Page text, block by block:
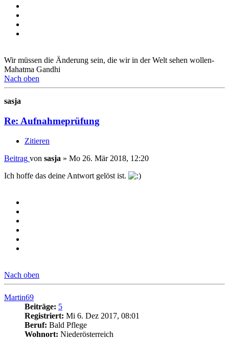
Wir müssen die Änderung sein, die wir in der Welt sehen wollen-
Mahatma Gandhi
Nach oben
sasja
Re: Aufnahmeprüfung
Zitieren
Beitrag von sasja » Mo 26. Mär 2018, 12:20
Ich hoffe das deine Antwort gelöst ist.
Nach oben
Martin69
Beiträge: 5
Registriert: Mi 6. Dez 2017, 08:01
Beruf: Bald Pflege
Wohnort: Niederösterreich